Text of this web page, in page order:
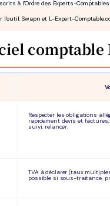
à l'Ordre des Experts-
l'outil, Swapn et L-Expert-
comptable
Respecter les obligations
rapidement devis et
suivi, relancer.
TVA à déclarer (taux
possible si sous-traitance,